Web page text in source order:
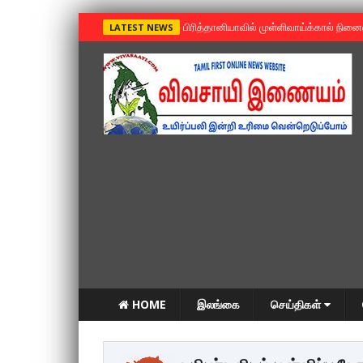
LATEST NEWS »பிரித்தானியாவில் முள்ளிவாய்க்கால்
HOME இலங்கை செய்திகள்